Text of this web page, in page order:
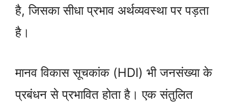
है, जिसका सीधा प्रभाव अर्थव्यवस्था पर पड़ता
है।
मानव विकास सूचकांक (HDI) भी जनसंख्या के
प्रबंधन से प्रभावित होता है। एक संतुलित